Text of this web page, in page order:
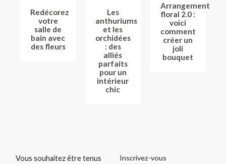
Redécorez
votre
salle de
bain avec
des fleurs
Les
anthuriums
et les
orchidées
: des
alliés
parfaits
pour un
intérieur
chic
Arrangement
floral 2.0 :
voici
comment
créer un
joli
bouquet
Vous souhaitez être tenus
Inscrivez-vous